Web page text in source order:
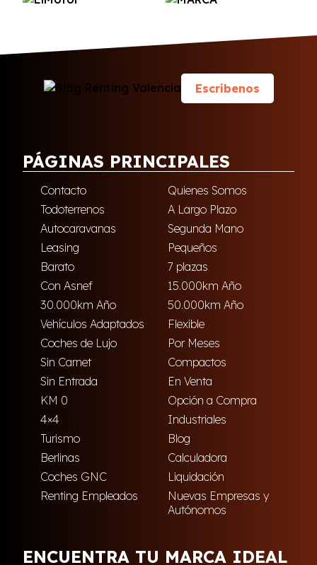
Escríbenos
PÁGINAS PRINCIPALES
Contacto
Quienes Somos
Todoterrenos
A Largo Plazo
Autocaravanas
Segunda Mano
Leasing
Pequeños
Barato
7 plazas
Con Asnef
15.000km Año
30.000km Año
50.000km Año
Vehículos Adaptados
Flexible
Coches de Lujo
Por Meses
Sin Carnet
Compactos
Sin Entrada
En Venta
KM 0
Opción a Compra
4×4
Industriales
Turismo
Blog
Berlinas
Calculadora
Coches GNC
Liquidación
Renting Empleados
Nuevas Empresas y
Autónomos
ENCUENTRA TU MARCA IDEAL